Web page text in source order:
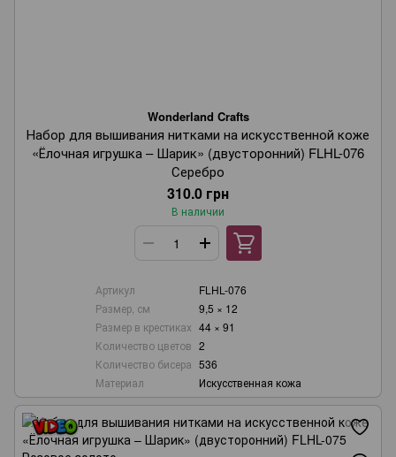
Wonderland Crafts
Набор для вышивания нитками на искусственной коже
«Ёлочная игрушка – Шарик» (двусторонний) FLHL-076
Серебро
310.0 грн
В наличии
Артикул
FLHL-076
Размер, см
9,5 × 12
Размер в крестиках 44 × 91
Количество цветов 2
Количество бисера 536
Материал
Искусственная кожа